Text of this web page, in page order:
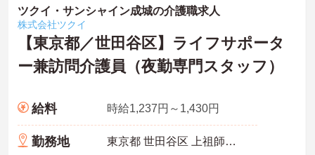
ツクイ・サンシャイン成城の介護職求人
株式会社ツクイ
【東京都／世田谷区】ライフサポータ
ー兼訪問介護員（夜勤専門スタッフ）
給料 時給1,237円～1,430円
勤務地 東京都 世田谷区 上祖師谷6-29-19